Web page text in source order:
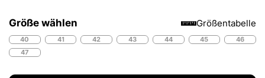
Größe wählen Größentabelle
40 41 42 43 44 45
46
47